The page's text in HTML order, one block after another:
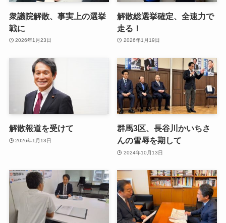
衆議院解散、事実上の選挙
戦に
2026年1月23日
解散総選挙確定、全速力で
走る！
2026年1月19日
解散報道を受けて
2026年1月13日
群馬3区、長谷川かいちさ
んの雪辱を期して
2024年10月13日